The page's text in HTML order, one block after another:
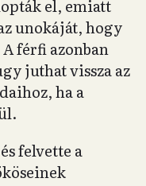
el, emiatt
unokáját, hogy
férfi azonban
juthat vissza az
ha a
felvette a